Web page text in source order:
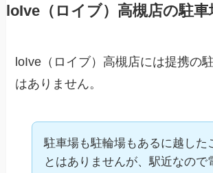
loIve（ロイブ）高槻店の駐車
loIve（ロイブ）高槻店には提携の
はありません。
駐車場も駐輪場もあるに越した
とはありませんが、駅近なので